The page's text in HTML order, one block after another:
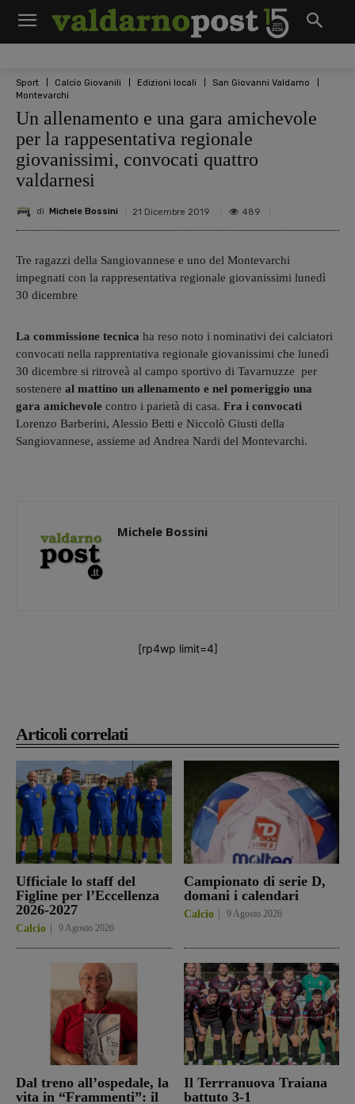
Sport Calcio Giovanili Edizioni locali
San Giovanni Valdarno
Montevarchi
Un allenamento e una gara amichevole
per la rappesentativa regionale
giovanissimi, convocati quattro
valdarnesi
di Michele Bossini 21 Dicembre 2019 489
Articoli correlati
Ufficiale lo staff del
Figline per l’Eccellenza
2026-2027
Calcio 9 Agosto 2026
Campionato di serie D,
domani i calendari
Calcio 9 Agosto 2026
Dal treno all’ospedale, la
vita in “Frammenti”: il
Il Terrranuova Traiana
battuto 3-1
Tre ragazzi della Sangiovannese e uno del Montevarchi
impegnati con la rappresentativa regionale giovanissimi lunedì
30 dicembre
La commissione tecnica ha reso noto i nominativi dei calciatori
convocati nella rapprentativa regionale giovanissimi che lunedì
30 dicembre si ritroveà al campo sportivo di Tavarnuzze per
sostenere al mattino un allenamento e nel pomeriggio una
gara amichevole contro i parietà di casa. Fra i convocati
Lorenzo Barberini, Alessio Betti e Niccolò Giusti della
Sangiovannese, assieme ad Andrea Nardi del Montevarchi.
Michele Bossini
[rp4wp limit=4]